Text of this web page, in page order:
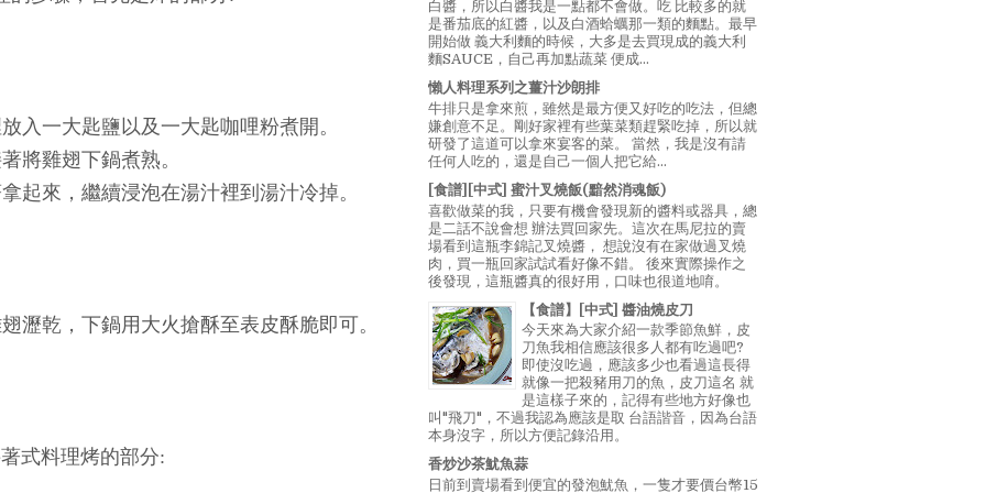
入一大匙鹽以及一大匙咖哩粉煮開。
將雞翅下鍋煮熟。
起來，繼續浸泡在湯汁裡到湯汁冷掉。
瀝乾，下鍋用大火搶酥至表皮酥脆即可。
式料理烤的部分:
白醬，所以白醬我是一點都不會做。吃 比較多的就
是番茄底的紅醬，以及白酒蛤蠣那一類的麵點。最早
開始做 義大利麵的時候，大多是去買現成的義大利
麵SAUCE，自己再加點蔬菜 便成...
懶人料理系列之薑汁沙朗排
牛排只是拿來煎，雖然是最方便又好吃的吃法，但總
嫌創意不足。剛好家裡有些葉菜類趕緊吃掉，所以就
研發了這道可以拿來宴客的菜。 當然，我是沒有請
任何人吃的，還是自己一個人把它給...
[食譜][中式] 蜜汁叉燒飯(黯然消魂飯)
喜歡做菜的我，只要有機會發現新的醬料或器具，總
是二話不說會想 辦法買回家先。這次在馬尼拉的賣
場看到這瓶李錦記叉燒醬， 想說沒有在家做過叉燒
肉，買一瓶回家試試看好像不錯。 後來實際操作之
後發現，這瓶醬真的很好用，口味也很道地唷。
【食譜】[中式] 醬油燒皮刀
今天來為大家介紹一款季節魚鮮，皮
刀魚我相信應該很多人都有吃過吧?
即使沒吃過，應該多少也看過這長得
就像一把殺豬用刀的魚，皮刀這名 就
是這樣子來的，記得有些地方好像也
叫"飛刀"，不過我認為應該是取 台語諧音，因為台語
本身沒字，所以方便記錄沿用。
香炒沙茶魷魚蒜
日前到賣場看到便宜的發泡魷魚，一隻才要價台幣15